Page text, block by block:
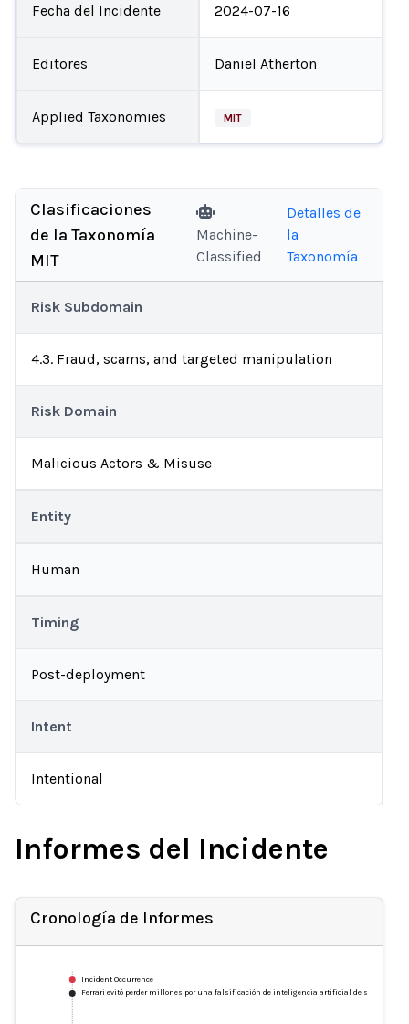
Fecha del Incidente 2024-07-16
Editores Daniel Atherton
Applied Taxonomies MIT
Clasificaciones
de la Taxonomía
MIT
Machine-
Classified
Detalles de
la
Taxonomía
Risk Subdomain
4.3. Fraud, scams, and targeted manipulation
Risk Domain
Malicious Actors & Misuse
Entity
Human
Timing
Post-deployment
Intent
Intentional
Informes del Incidente
Cronología de Informes
Incident Occurrence
Ferrari evitó perder millones por una falsificación de inteligencia artificial de su director